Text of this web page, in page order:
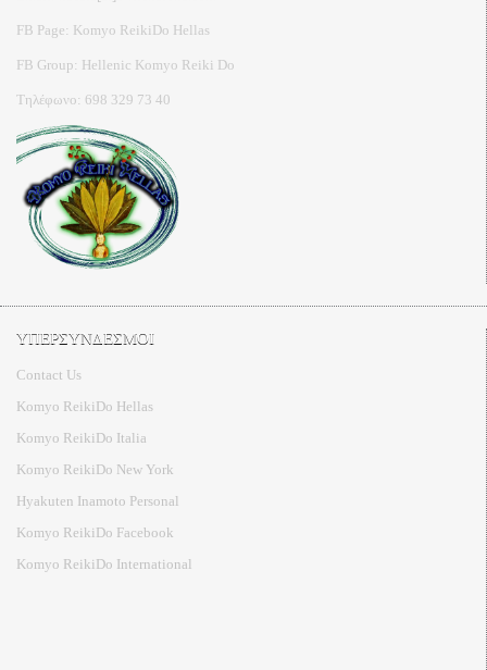
FB Page: Komyo ReikiDo Hellas
FB Group: Hellenic Komyo Reiki Do
Τηλέφωνο: 698 329 73 40
ΥΠΕΡΣΥΝΔΕΣΜΟΙ
Contact Us
Komyo ReikiDo Hellas
Komyo ReikiDo Italia
Komyo ReikiDo New York
Hyakuten Inamoto Personal
Komyo ReikiDo Facebook
Komyo ReikiDo International